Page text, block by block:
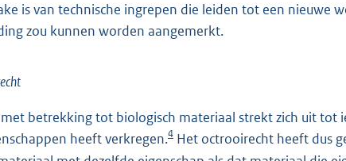
is van technische ingrepen die leiden tot een nieuwe
zou kunnen worden aangemerkt.
betrekking tot biologisch materiaal strekt zich uit tot
heeft verkregen.4 Het octrooirecht heeft dus